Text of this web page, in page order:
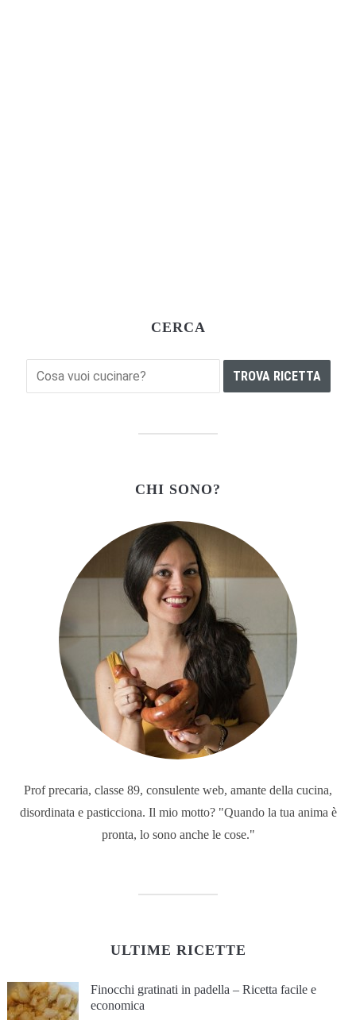
CERCA
CHI SONO?
Prof precaria, classe 89, consulente web, amante della cucina,
disordinata e pasticciona. Il mio motto? "Quando la tua anima è
pronta, lo sono anche le cose."
ULTIME RICETTE
Finocchi gratinati in padella – Ricetta facile e
economica